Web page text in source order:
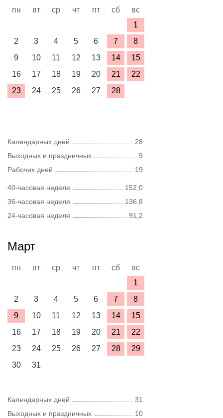
пн вт ср чт пт сб
вс
1
2
3 4 5 6 7
8
9
10 11 12 13 14
15
16
17 18 19 20 21
22
23
24 25 26 27 28
Календарных дней
28
Выходных и праздничных
9
Рабочих дней
19
40-часовая неделя
152,0
36-часовая неделя
136,8
24-часовая неделя
91,2
Март
пн вт ср чт пт сб
вс
1
2
3 4 5 6 7
8
9
10 11 12 13 14
15
16
17 18 19 20 21
22
23
24 25 26 27 28
29
30
31
Календарных дней
31
Выходных и праздничных
10